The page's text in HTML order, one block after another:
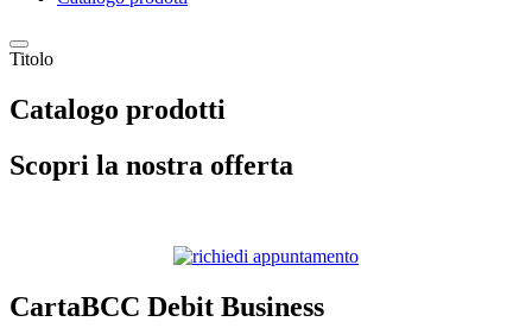
Titolo
Catalogo prodotti
Scopri la nostra offerta
CartaBCC Debit Business